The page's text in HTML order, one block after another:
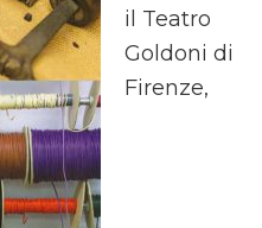
il Teatro
Goldoni di
Firenze,